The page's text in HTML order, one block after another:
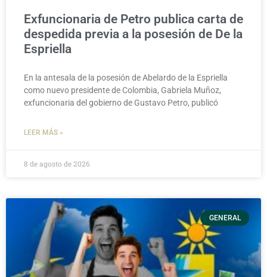
Exfuncionaria de Petro publica carta de
despedida previa a la posesión de De la
Espriella
En la antesala de la posesión de Abelardo de la Espriella
como nuevo presidente de Colombia, Gabriela Muñoz,
exfuncionaria del gobierno de Gustavo Petro, publicó
LEER MÁS »
8 de agosto de 2026
GENERAL